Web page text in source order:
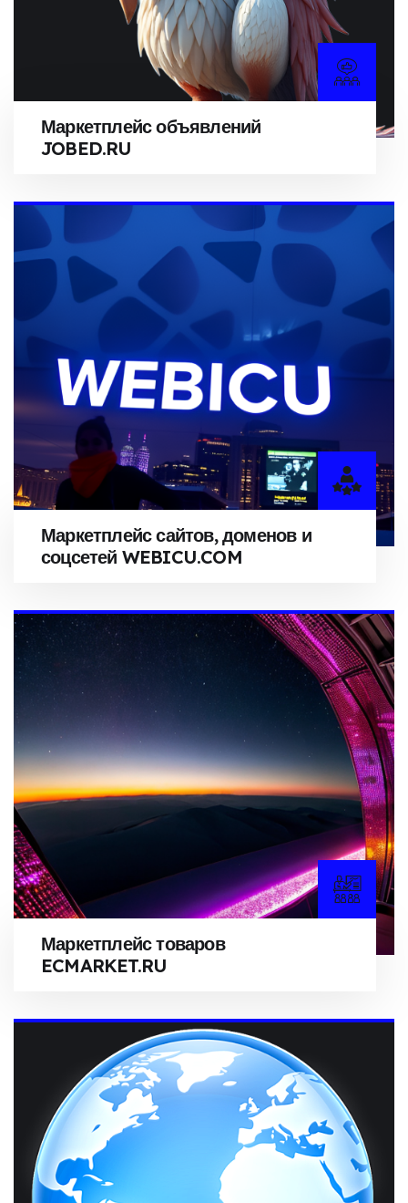
Маркетплейс объявлений
JOBED.RU
Маркетплейс сайтов, доменов и
соцсетей WEBICU.COM
Маркетплейс товаров
ECMARKET.RU